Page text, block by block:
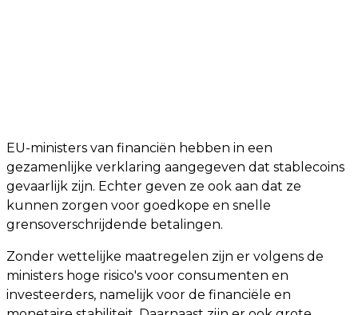
EU-ministers van financiën hebben in een
gezamenlijke verklaring aangegeven dat stablecoins
gevaarlijk zijn. Echter geven ze ook aan dat ze
kunnen zorgen voor goedkope en snelle
grensoverschrijdende betalingen.
Zonder wettelijke maatregelen zijn er volgens de
ministers hoge risico's voor consumenten en
investeerders, namelijk voor de financiële en